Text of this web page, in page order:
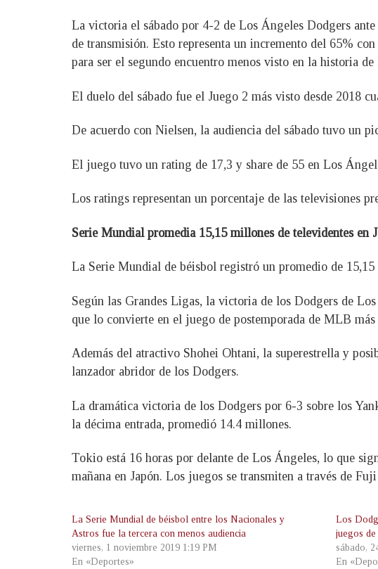
La victoria el sábado por 4-2 de Los Ángeles Dodgers
de transmisión. Esto representa un incremento del 65%
para ser el segundo encuentro menos visto en la historia
El duelo del sábado fue el Juego 2 más visto desde 2018
De acuerdo con Nielsen, la audiencia del sábado tuvo un
El juego tuvo un rating de 17,3 y share de 55 en Los
Los ratings representan un porcentaje de las televisiones
Serie Mundial promedia 15,15 millones de televidentes en
La Serie Mundial de béisbol registró un promedio de
Según las Grandes Ligas, la victoria de los Dodgers de
que lo convierte en el juego de postemporada de MLB
Además del atractivo Shohei Ohtani, la superestrella y
lanzador abridor de los Dodgers.
La dramática victoria de los Dodgers por 6-3 sobre los
la décima entrada, promedió 14.4 millones.
Tokio está 16 horas por delante de Los Ángeles, lo que
mañana en Japón. Los juegos se transmiten a través de
La Serie Mundial de béisbol entre los Nacionales y
Astros fue la tercera con menos audiencia
viernes, 1 noviembre 2019 1:19 PM
En «Deportes»
Los
juegos
sábado,
En